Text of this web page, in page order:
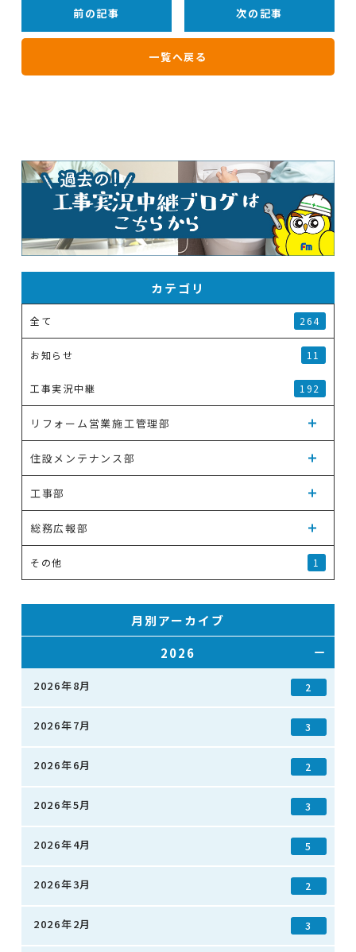
前の記事 次の記事
一覧へ戻る
カテゴリ
全て 264
お知らせ 11
工事実況中継 192
リフォーム営業施工管理部
住設メンテナンス部
工事部
総務広報部
その他 1
月別アーカイブ
2026
2026年8月 2
2026年7月 3
2026年6月 2
2026年5月 3
2026年4月 5
2026年3月 2
2026年2月 3